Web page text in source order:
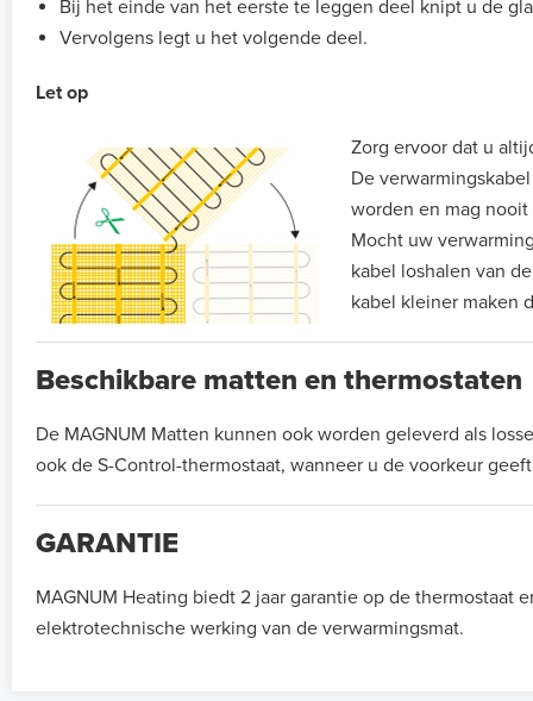
Bij het einde van het eerste te leggen deel knipt u de
Vervolgens legt u het volgende deel.
Let op
Zorg ervoor dat u
De
worden en mag
Mocht uw
kabel loshalen van
kabel kleiner maken
Beschikbare matten en thermostaten
De MAGNUM Matten kunnen ook worden geleverd als
ook de S-Control-thermostaat, wanneer u de voorkeur
GARANTIE
MAGNUM Heating biedt 2 jaar garantie op de thermostaat
elektrotechnische werking van de verwarmingsmat.